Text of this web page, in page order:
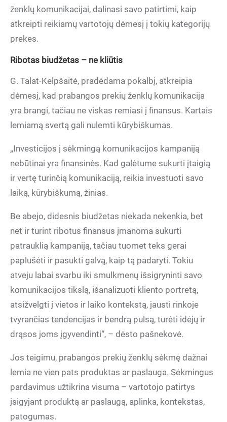
ženklų komunikacijai, dalinasi savo patirtimi, kaip
atkreipti reikiamų vartotojų dėmesį į tokių kategorijų
prekes.
Ribotas biudžetas – ne kliūtis
G. Talat-Kelpšaitė, pradėdama pokalbį, atkreipia
dėmesį, kad prabangos prekių ženklų komunikacija
yra brangi, tačiau ne viskas remiasi į finansus. Kartais
lemiamą svertą gali nulemti kūrybiškumas.
„Investicijos į sėkmingą komunikacijos kampaniją
nebūtinai yra finansinės. Kad galėtume sukurti įtaigią
ir vertę turinčią komunikaciją, reikia investuoti savo
laiką, kūrybiškumą, žinias.
Be abejo, didesnis biudžetas niekada nekenkia, bet
net ir turint ribotus finansus įmanoma sukurti
patrauklią kampaniją, tačiau tuomet teks gerai
paplušėti ir pasukti galvą, kaip tą padaryti. Tokiu
atveju labai svarbu iki smulkmenų išsigryninti savo
komunikacijos tikslą, išanalizuoti kliento portretą,
atsižvelgti į vietos ir laiko kontekstą, jausti rinkoje
tvyrančias tendencijas ir bendrą pulsą, turėti idėjų ir
drąsos joms įgyvendinti“, – dėsto pašnekovė.
Jos teigimu, prabangos prekių ženklų sėkmę dažnai
lemia ne vien pats produktas ar paslauga. Sėkmingus
pardavimus užtikrina visuma – vartotojo patirtys
įsigyjant produktą ar paslaugą, aplinka, kontekstas,
patogumas.